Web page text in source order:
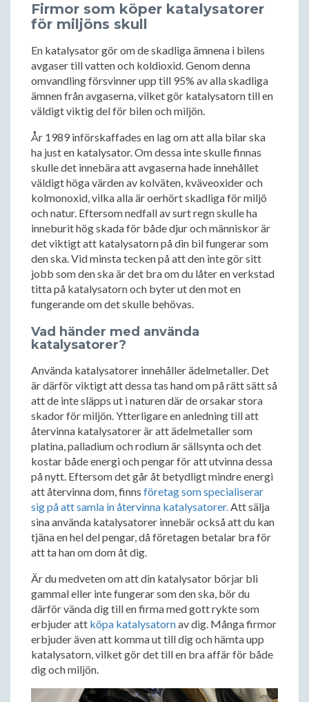
Firmor som köper katalysatorer
för miljöns skull
En katalysator gör om de skadliga ämnena i bilens
avgaser till vatten och koldioxid. Genom denna
omvandling försvinner upp till 95% av alla skadliga
ämnen från avgaserna, vilket gör katalysatorn till en
väldigt viktig del för bilen och miljön.
År 1989 införskaffades en lag om att alla bilar ska
ha just en katalysator. Om dessa inte skulle finnas
skulle det innebära att avgaserna hade innehållet
väldigt höga värden av kolväten, kväveoxider och
kolmonoxid, vilka alla är oerhört skadliga för miljö
och natur. Eftersom nedfall av surt regn skulle ha
inneburit hög skada för både djur och människor är
det viktigt att katalysatorn på din bil fungerar som
den ska. Vid minsta tecken på att den inte gör sitt
jobb som den ska är det bra om du låter en verkstad
titta på katalysatorn och byter ut den mot en
fungerande om det skulle behövas.
Vad händer med använda
katalysatorer?
Använda katalysatorer innehåller ädelmetaller. Det
är därför viktigt att dessa tas hand om på rätt sätt så
att de inte släpps ut i naturen där de orsakar stora
skador för miljön. Ytterligare en anledning till att
återvinna katalysatorer är att ädelmetaller som
platina, palladium och rodium är sällsynta och det
kostar både energi och pengar för att utvinna dessa
på nytt. Eftersom det går åt betydligt mindre energi
att återvinna dom, finns företag som specialiserar
sig på att samla in återvinna katalysatorer.Att sälja
sina använda katalysatorer innebär också att du kan
tjäna en hel del pengar, då företagen betalar bra för
att ta han om dom åt dig.
Är du medveten om att din katalysator börjar bli
gammal eller inte fungerar som den ska, bör du
därför vända dig till en firma med gott rykte som
erbjuder att köpa katalysatornav dig. Många firmor
erbjuder även att komma ut till dig och hämta upp
katalysatorn, vilket gör det till en bra affär för både
dig och miljön.